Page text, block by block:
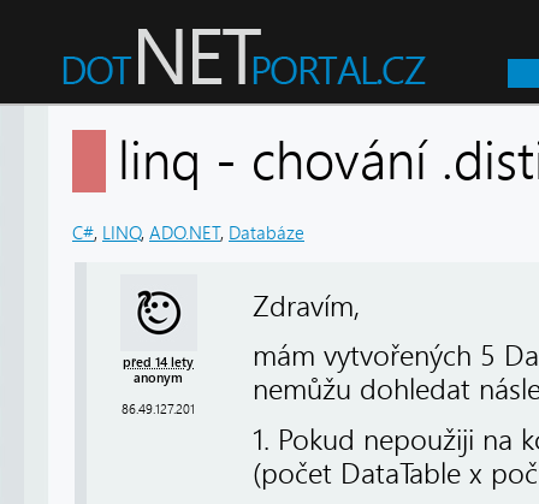
linq - chování
C#, LINQ, ADO.NET, Databáze
před 14 lety
anonym
86.49.127.201
Zdravím,
mám vytvořených 5
nemůžu dohledat
1. Pokud nepoužiji na
(počet DataTable x